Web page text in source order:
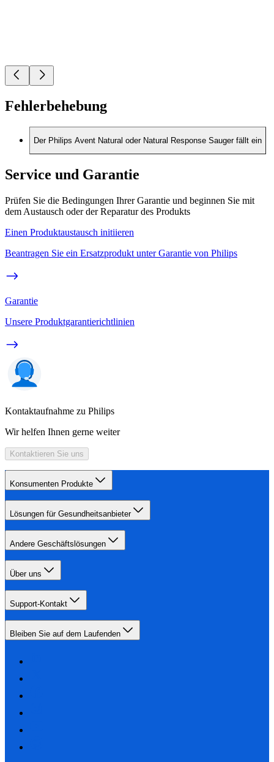
Fehlerbehebung
Der Philips Avent Natural oder Natural Response Sauger fällt ein
Service und Garantie
Prüfen Sie die Bedingungen Ihrer Garantie und beginnen Sie mit
dem Austausch oder der Reparatur des Produkts
Einen Produktaustausch initiieren
Beantragen Sie ein Ersatzprodukt unter Garantie von Philips
Garantie
Unsere Produktgarantierichtlinien
Kontaktaufnahme zu Philips
Wir helfen Ihnen gerne weiter
Kontaktieren Sie uns
Konsumenten Produkte
Lösungen für Gesundheitsanbieter
Andere Geschäftslösungen
Über uns
Support-Kontakt
Bleiben Sie auf dem Laufenden